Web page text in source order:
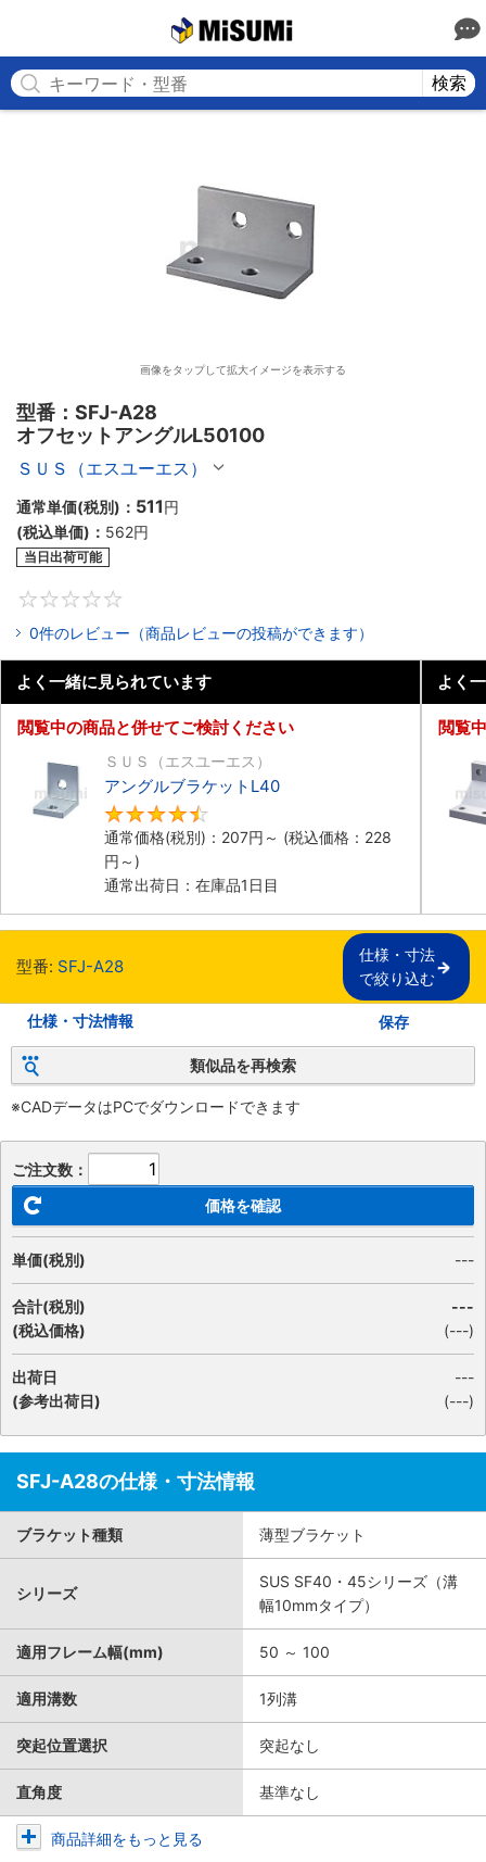
検索
画像をタップして拡大イメージを表示する
型番：SFJ-A28
オフセットアングルL50100
ＳＵＳ（エスユーエス）
通常単価(税別)： 511円
(税込単価)： 562円
当日出荷可能
0件のレビュー（商品レビューの投稿ができます）
よく一緒に見られています
閲覧中の商品と併せてご検討ください
ＳＵＳ（エスユーエス）
アングルブラケットL40
通常価格(税別)： 207円 ～ (税込価格： 228
円 ～)
通常出荷日：在庫品1日目
よく
閲覧
型番: SFJ-A28
仕様・寸法
で絞り込む
仕様・寸法情報 保存
類似品を再検索
※CADデータはPCでダウンロードできます
ご注文数：
価格を確認
単価(税別) ---
合計(税別)
(税込価格)
---
(---)
出荷日
(参考出荷日)
---
(---)
SFJ-A28の仕様・寸法情報
ブラケット種類 薄型ブラケット
シリーズ
SUS SF40・45シリーズ（溝
幅10mmタイプ）
適用フレーム幅(mm) 50 ～ 100
適用溝数 1列溝
突起位置選択 突起なし
直角度 基準なし
商品詳細をもっと見る